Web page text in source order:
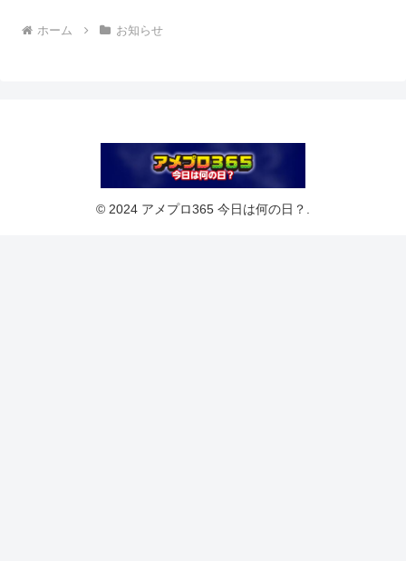
ホーム お知らせ
© 2024 アメプロ365 今日は何の日？.